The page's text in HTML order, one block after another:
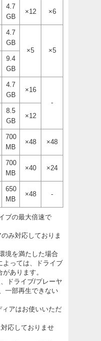
4.7
GB
×12 ×6
4.7
GB
×5
×5
9.4
GB
4.7
GB
×16
-
8.5
GB
×12
700
MB
×48 ×48
700
MB
×40 ×24
650
MB
×48 -
ブの最大倍速で
み対応しておりま
境を満たした場合
よっては、ドライブ
あります。
ドライブ/プレーヤ
一部再生できない
アはお使いいただ
応しておりませ